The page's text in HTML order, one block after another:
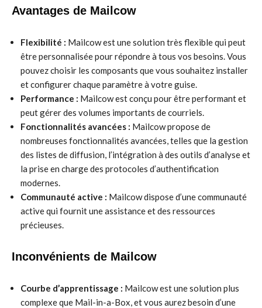
Avantages de Mailcow
Flexibilité : Mailcow est une solution très flexible qui peut
être personnalisée pour répondre à tous vos besoins. Vous
pouvez choisir les composants que vous souhaitez installer
et configurer chaque paramètre à votre guise.
Performance : Mailcow est conçu pour être performant et
peut gérer des volumes importants de courriels.
Fonctionnalités avancées : Mailcow propose de
nombreuses fonctionnalités avancées, telles que la gestion
des listes de diffusion, l’intégration à des outils d’analyse et
la prise en charge des protocoles d’authentification
modernes.
Communauté active : Mailcow dispose d’une communauté
active qui fournit une assistance et des ressources
précieuses.
Inconvénients de Mailcow
Courbe d’apprentissage : Mailcow est une solution plus
complexe que Mail-in-a-Box, et vous aurez besoin d’une